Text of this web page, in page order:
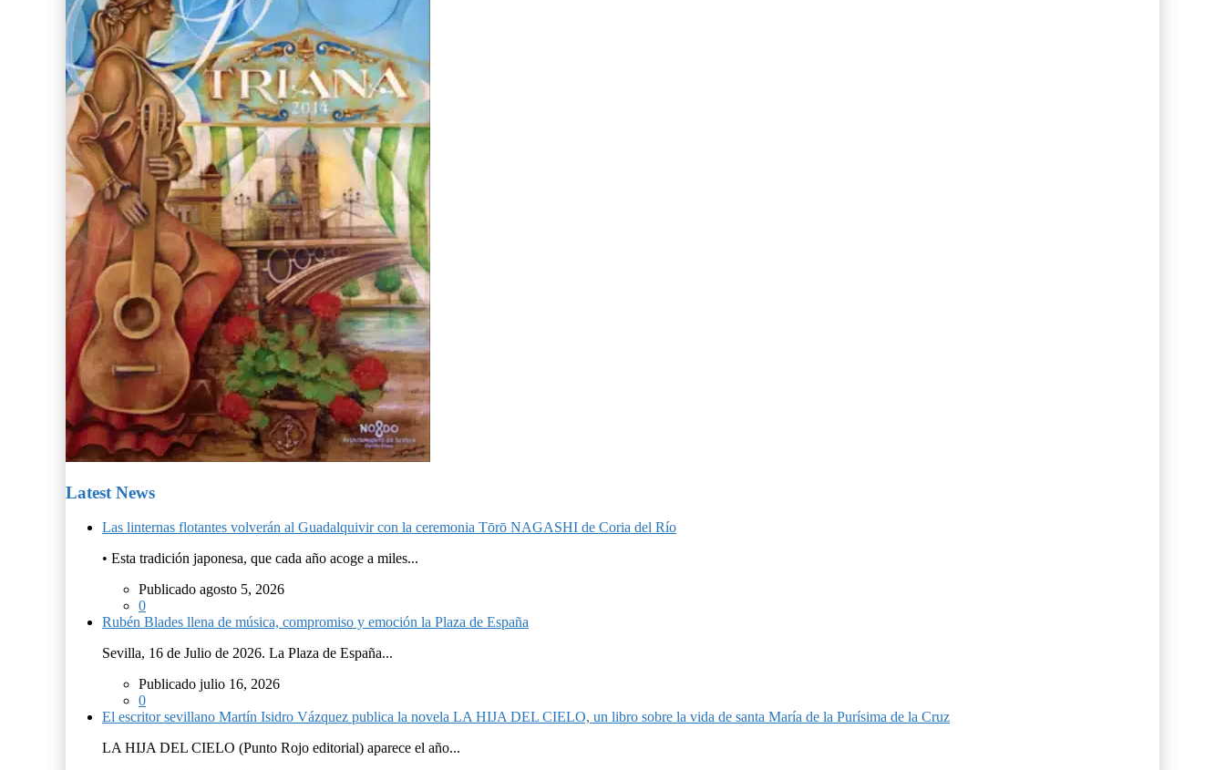
Latest News
Las linternas flotantes volverán al Guadalquivir con la ceremonia Tōrō NAGASHI de Coria del Río
• Esta tradición japonesa, que cada año acoge a miles...
Publicado agosto 5, 2026
0
Rubén Blades llena de música, compromiso y emoción la Plaza de España
Sevilla, 16 de Julio de 2026. La Plaza de España...
Publicado julio 16, 2026
0
El escritor sevillano Martín Isidro Vázquez publica la novela LA HIJA DEL CIELO, un libro sobre la vida de santa María de la Purísima de la Cruz
LA HIJA DEL CIELO (Punto Rojo editorial) aparece el año...